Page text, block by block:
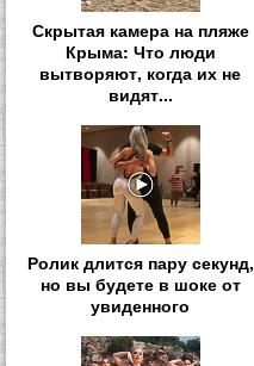
Скрытая камера на пляже
Крыма: Что люди
вытворяют, когда их не
видят...
Ролик длится пару секунд,
но вы будете в шоке от
увиденного